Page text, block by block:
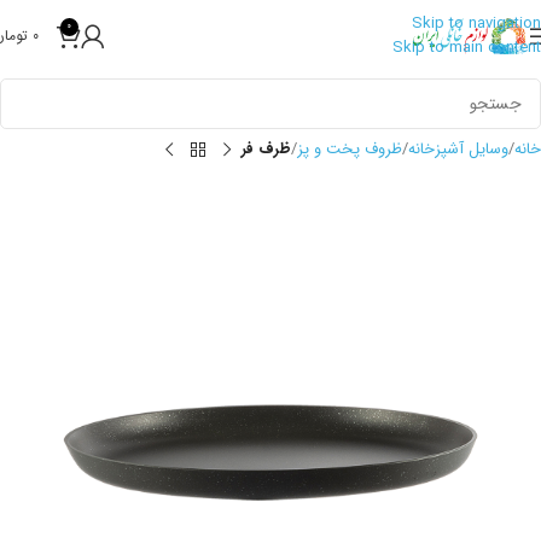
Skip to navigation
Skip to main content
0
0
خانه وسایل آشپزخانه ظروف پخت و پز ظرف فر